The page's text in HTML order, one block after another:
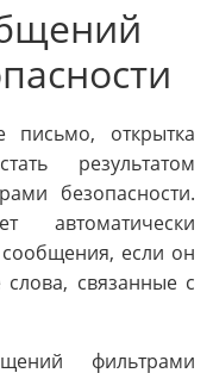
письмо, открытка
результатом
безопасности.
автоматически
если он
связанные с
фильтрами